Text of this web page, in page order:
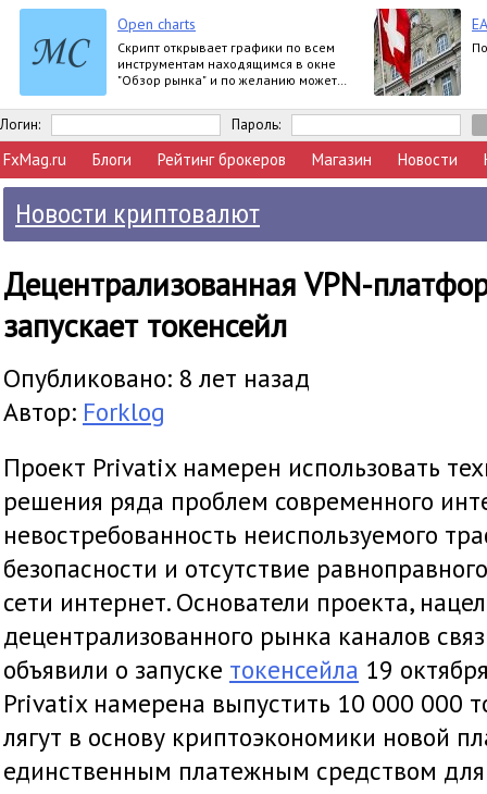
Open charts
Скрипт открывает графики по всем
инструментам находящимся в окне
"Обзор рынка" и по желанию может
шаблон.
Логин: Пароль:
FxMag.ru Блоги Рейтинг брокеров Магазин Новости
Новости криптовалют
Децентрализованная VPN-
запускает токенсейл
Опубликовано: 8 лет назад
Автор: Forklog
Проект Privatix намерен использовать
решения ряда проблем современного
невостребованность неиспользуемого
безопасности и отсутствие
сети интернет. Основатели проекта,
децентрализованного рынка каналов
объявили о запуске токенсейла 19
Privatix намерена выпустить 10 000 000
лягут в основу криптоэкономики новой
единственным платежным средством для